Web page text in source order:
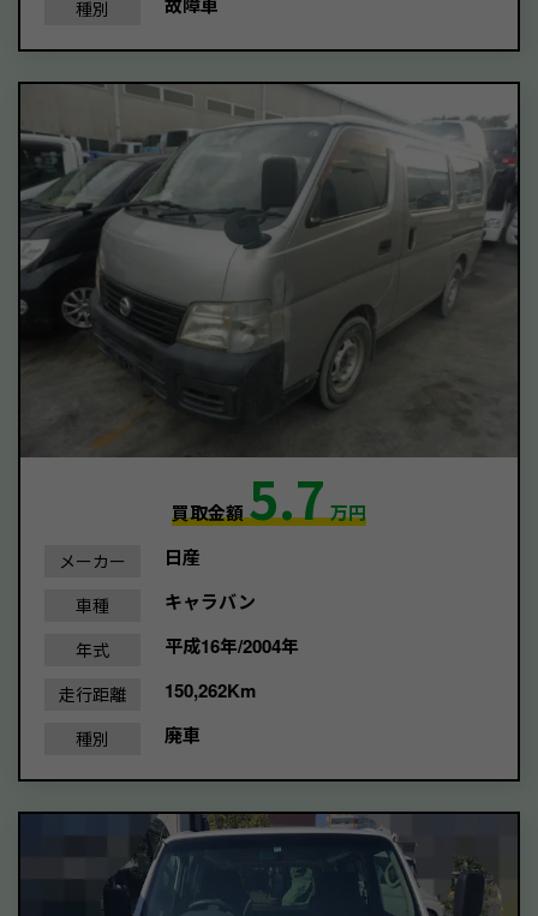
種別
買取金額5.7万円
メーカー 日産
車種 キャラバン
年式 平成16年/2004年
走行距離 150,262Km
種別 廃車